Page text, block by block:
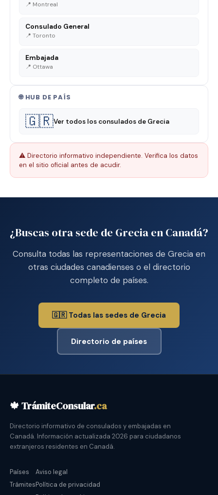
📍 Montreal
Consulado General
📍 Toronto
Embajada
📍 Ottawa
🌐 HUB DE PAÍS
🇬🇷Ver todos los consulados de Grecia
⚠️ Directorio informativo independiente. Verifica los datos
en el sitio oficial antes de acudir.
¿Buscas otra sede de Grecia en Canadá?
Consulta todas las representaciones de Grecia en
otras ciudades canadienses o el directorio
completo de países.
🇬🇷 Todas las sedes de Grecia
Directorio de países
🍁 TrámiteConsular.ca
Directorio informativo de consulados y embajadas en
Canadá. Información actualizada 2026 para ciudadanos
extranjeros residentes en Canadá.
Países
Trámites
Aviso legal
Política de privacidad